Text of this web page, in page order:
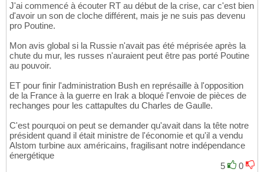
J'ai commencé à écouter RT au début de la crise, car c'est bien
d'avoir un son de cloche différent, mais je ne suis pas devenu
pro Poutine.
Mon avis global si la Russie n'avait pas été méprisée après la
chute du mur, les russes n'auraient peut être pas porté Poutine
au pouvoir.
ET pour finir l'administration Bush en représaille à l'opposition
de la France à la guerre en Irak a bloqué l'envoie de pièces de
rechanges pour les cattapultes du Charles de Gaulle.
C'est pourquoi on peut se demander qu'avait dans la tête notre
président quand il était ministre de l'économie et qu'il a vendu
Alstom turbine aux américains, fragilisant notre indépendance
énergétique
5
0